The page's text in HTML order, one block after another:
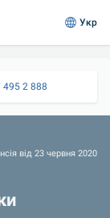
Укр
495 2 888
від 23 червня 2020